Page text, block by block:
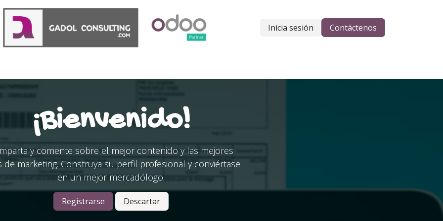
Inicia sesión Contáctenos
¡Bienvenido!
y comente sobre el mejor contenido y las mejores
de marketing. Construya su perfil profesional y conviértase
en un mejor mercadólogo.
Registrarse Descartar